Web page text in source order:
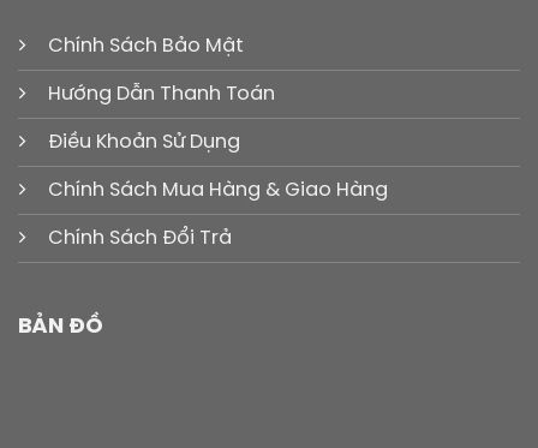
Chính Sách Bảo Mật
Hướng Dẫn Thanh Toán
Điều Khoản Sử Dụng
Chính Sách Mua Hàng & Giao Hàng
Chính Sách Đổi Trả
BẢN ĐỒ